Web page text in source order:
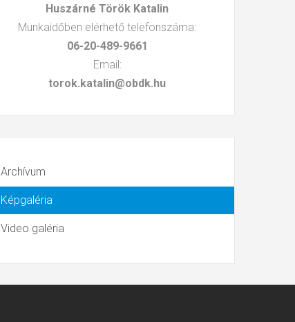
Huszárné Török Katalin
Munkaidőben elérhető telefonszáma:
06-20-489-9661
Email:
torok.katalin@obdk.hu
Archívum
Képgaléria
Video galéria